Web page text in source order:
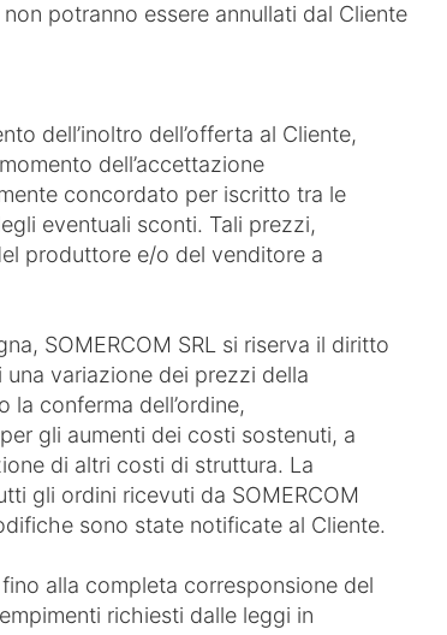
potranno essere annullati dal Cliente
dell’inoltro dell’offerta al Cliente,
dell’accettazione
concordato per iscritto tra le
eventuali sconti. Tali prezzi,
produttore e/o del venditore a
SOMERCOM SRL si riserva il diritto
variazione dei prezzi della
conferma dell’ordine,
gli aumenti dei costi sostenuti, a
di altri costi di struttura. La
gli ordini ricevuti da SOMERCOM
sono state notificate al Cliente.
alla completa corresponsione del
richiesti dalle leggi in